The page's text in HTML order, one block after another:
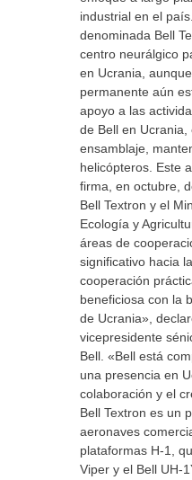
industrial en el
denominada Bell
centro neurálgico
en Ucrania,
permanente aún
apoyo a las
de Bell en
ensamblaje,
helicópteros. Este
firma, en octubre,
Bell Textron y el
Ecología y
áreas de
significativo hacia
cooperación
beneficiosa con la
de Ucrania»,
vicepresidente
Bell. «Bell está
una presencia en
colaboración y el
Bell Textron es un
aeronaves
plataformas H-1,
Viper y el Bell UH-